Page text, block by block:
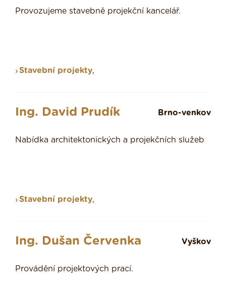
Provozujeme stavebně projekční kancelář.
Stavební projekty,
Ing. David Prudík Brno-venkov
Nabídka architektonických a projekčních služeb
Stavební projekty,
Ing. Dušan Červenka Vyškov
Provádění projektových prací.